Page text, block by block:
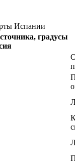
Испании
градусы